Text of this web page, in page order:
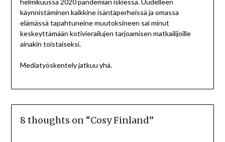
käynnistäminen kaikkine isäntäperheissä ja omassa
elämässä tapahtuneine muutoksineen sai minut
keskeyttämään kotivierailujen tarjoamisen matkailijoille
ainakin toistaiseksi.
Mediatyöskentely jatkuu yhä.
8 thoughts on “Cosy Finland”